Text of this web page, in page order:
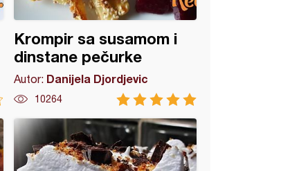
Krompir sa susamom i
dinstane pečurke
Autor: Danijela Djordjevic
10264